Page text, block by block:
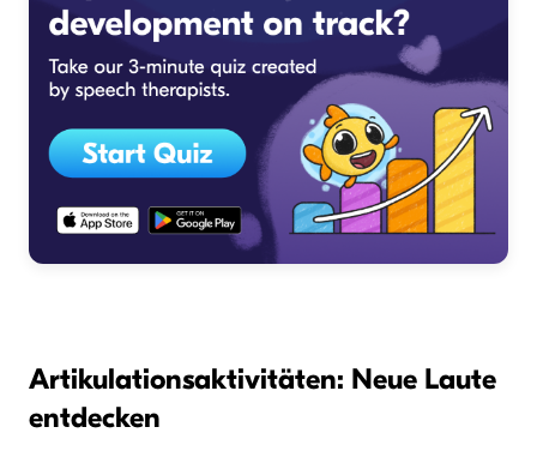
Artikulationsaktivitäten: Neue Laute
entdecken